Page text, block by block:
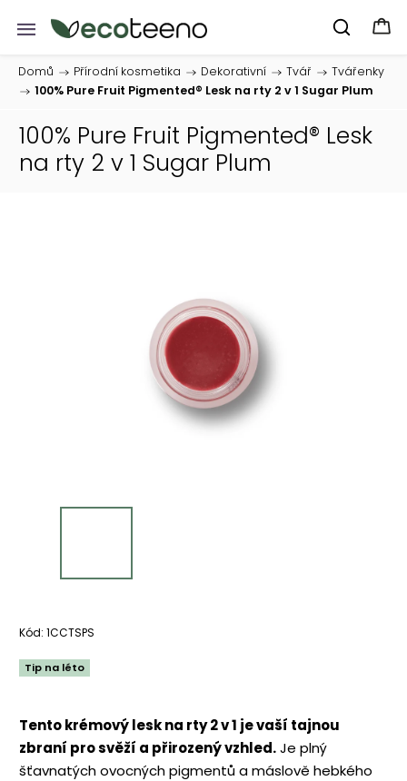
Domů / Přírodní kosmetika / Dekorativní / Tvář /
Tvářenky
/
100% Pure Fruit Pigmented® Lesk na rty 2 v 1 Sugar Plum
100% Pure Fruit Pigmented® Lesk
na rty 2 v 1 Sugar Plum
Kód: 1CCTSPS
Tip na léto
Tento krémový lesk na rty 2 v 1 je vaší tajnou
zbraní pro svěží a přirozený vzhled.Je plný
šťavnatých ovocných pigmentů a máslově hebkého